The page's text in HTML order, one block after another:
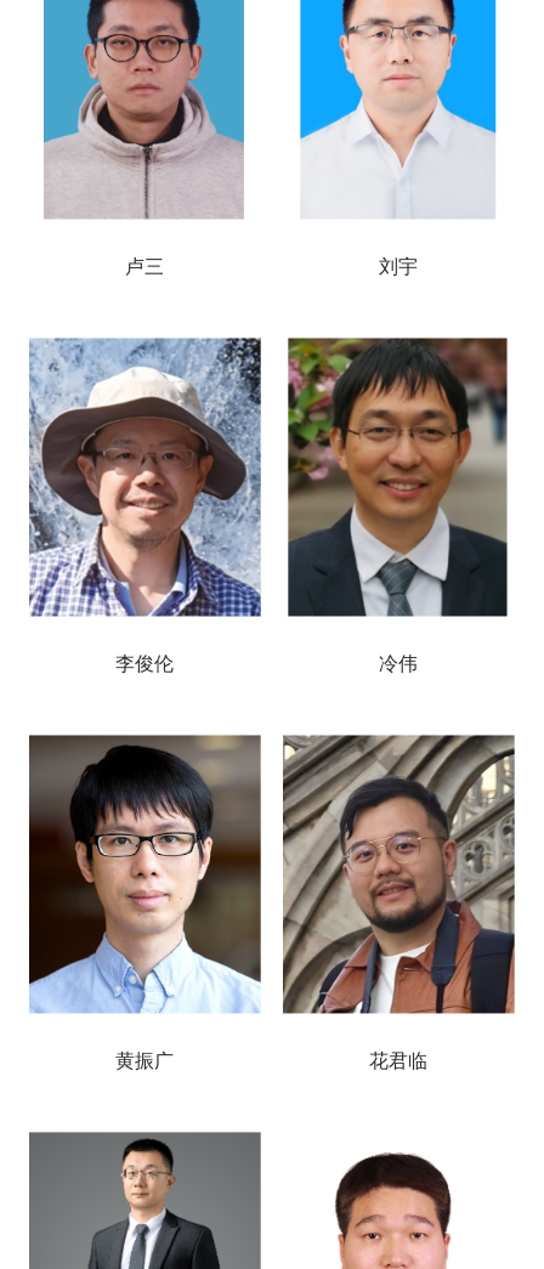
卢三 刘宇
李俊伦 冷伟
黄振广 花君临